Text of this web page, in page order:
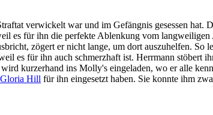
verwickelt war und im Gefängnis gesessen hat.
es für ihn die perfekte Ablenkung vom
zögert er nicht lange, um dort auszuhelfen. So
es für ihn auch schmerzhaft ist. Herrmann stöbert
kurzerhand ins Molly's eingeladen, wo er alle
Gloria Hill für ihn eingesetzt haben. Sie konnte ihm